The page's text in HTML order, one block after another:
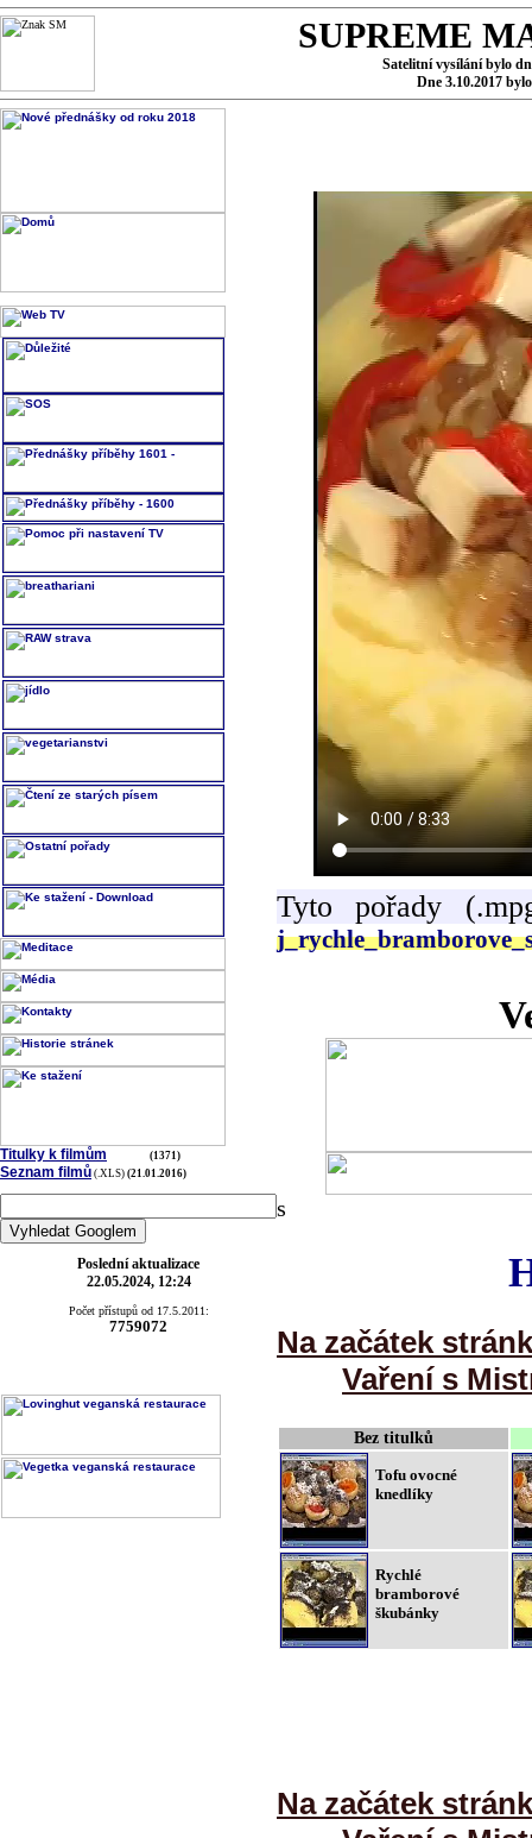
SUPREME
Satelitní vysílání bylo
Dne 3.10.2017
Titulky k filmům (1371)
Seznam filmů (.XLS) (21.01.2016)
Poslední aktualizace
22.05.2024, 12:24
Počet přístupů od 17.5.2011:
7759072
Tyto pořady
s
Na začátek
Vaření s
Bez titulků
Tofu ovocné
knedlíky
Rychlé
bramborové
škubánky
Na začátek